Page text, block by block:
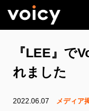
『LEE』で
れました
2022.06.07 メディア